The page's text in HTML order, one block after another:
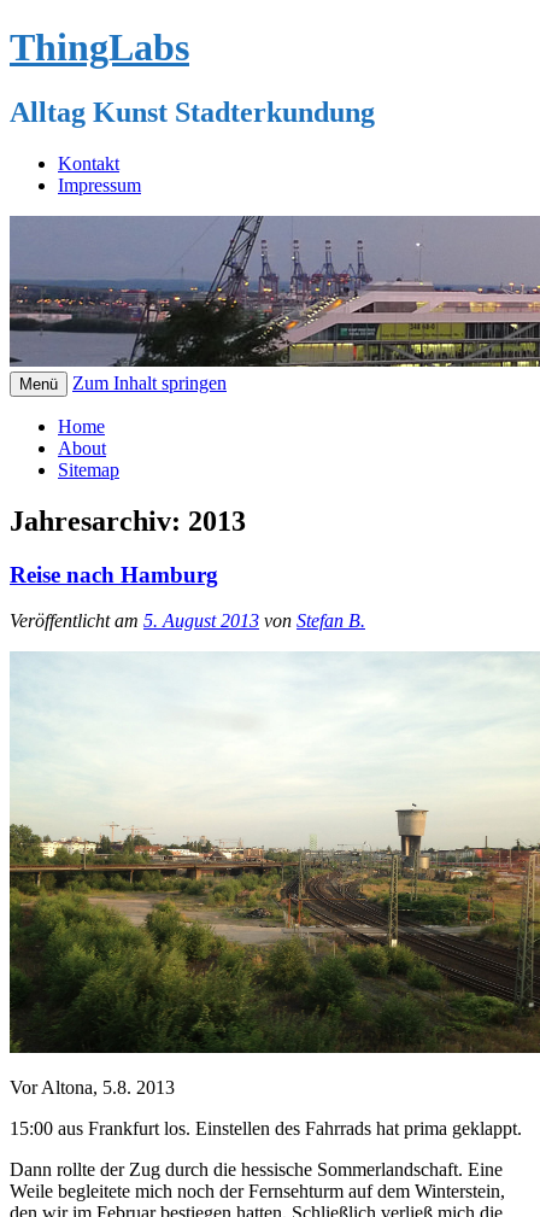
ThingLabs
Alltag Kunst Stadterkundung
Kontakt
Impressum
Menü Zum Inhalt springen
Home
About
Sitemap
Jahresarchiv: 2013
Reise nach Hamburg
Veröffentlicht am 5. August 2013 von Stefan B.
Vor Altona, 5.8. 2013
15:00 aus Frankfurt los. Einstellen des Fahrrads hat prima geklappt.
Dann rollte der Zug durch die hessische Sommerlandschaft. Eine
Weile begleitete mich noch der Fernsehturm auf dem Winterstein,